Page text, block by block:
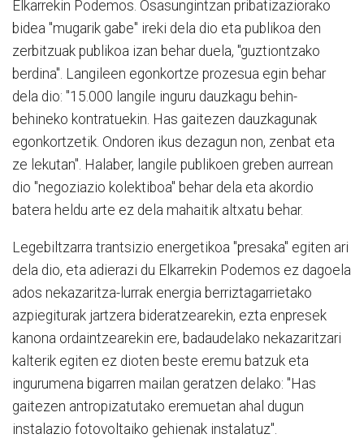
Elkarrekin Podemos. Osasungintzan pribatizaziorako
bidea "mugarik gabe" ireki dela dio eta publikoa den
zerbitzuak publikoa izan behar duela, "guztiontzako
berdina". Langileen egonkortze prozesua egin behar
dela dio: "15.000 langile inguru dauzkagu behin-
behineko kontratuekin. Has gaitezen dauzkagunak
egonkortzetik. Ondoren ikus dezagun non, zenbat eta
ze lekutan". Halaber, langile publikoen greben aurrean
dio "negoziazio kolektiboa" behar dela eta akordio
batera heldu arte ez dela mahaitik altxatu behar.
Legebiltzarra trantsizio energetikoa "presaka" egiten ari
dela dio, eta adierazi du Elkarrekin Podemos ez dagoela
ados nekazaritza-lurrak energia berriztagarrietako
azpiegiturak jartzera bideratzearekin, ezta enpresek
kanona ordaintzearekin ere, badaudelako nekazaritzari
kalterik egiten ez dioten beste eremu batzuk eta
ingurumena bigarren mailan geratzen delako: "Has
gaitezen antropizatutako eremuetan ahal dugun
instalazio fotovoltaiko gehienak instalatuz".